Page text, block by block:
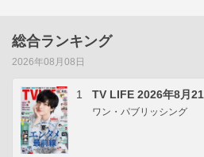
総合ランキング
2026年08月08日
1 TV LIFE 2026年8月
ワン・パブリッシング